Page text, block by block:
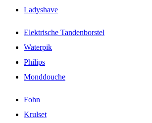
Ladyshave
Elektrische Tandenborstel
Waterpik
Philips
Monddouche
Fohn
Krulset